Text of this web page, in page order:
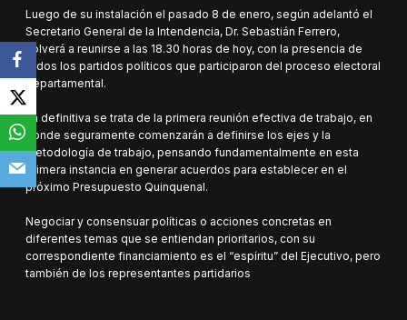
Luego de su instalación el pasado 8 de enero, según adelantó el
Secretario General de la Intendencia, Dr. Sebastián Ferrero,
volverá a reunirse a las 18.30 horas de hoy, con la presencia de
todos los partidos políticos que participaron del proceso electoral
departamental.
En definitiva se trata de la primera reunión efectiva de trabajo, en
donde seguramente comenzarán a definirse los ejes y la
metodología de trabajo, pensando fundamentalmente en esta
primera instancia en generar acuerdos para establecer en el
próximo Presupuesto Quinquenal.
Negociar y consensuar políticas o acciones concretas en
diferentes temas que se entiendan prioritarios, con su
correspondiente financiamiento es el “espíritu” del Ejecutivo, pero
también de los representantes partidarios